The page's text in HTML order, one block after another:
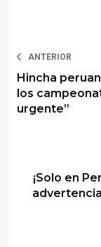
ANTERIOR
Hincha
los
urgente”
¡Solo en